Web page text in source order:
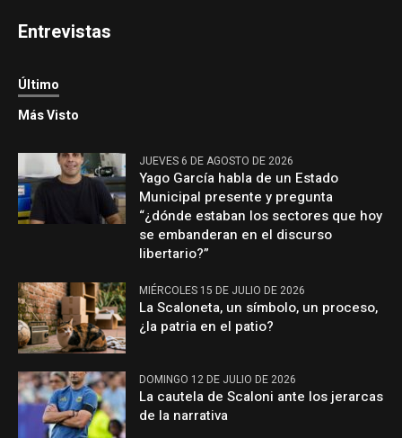
Entrevistas
Último
Más Visto
JUEVES 6 DE AGOSTO DE 2026
Yago García habla de un Estado
Municipal presente y pregunta
“¿dónde estaban los sectores que hoy
se embanderan en el discurso
libertario?”
MIÉRCOLES 15 DE JULIO DE 2026
La Scaloneta, un símbolo, un proceso,
¿la patria en el patio?
DOMINGO 12 DE JULIO DE 2026
La cautela de Scaloni ante los jerarcas
de la narrativa